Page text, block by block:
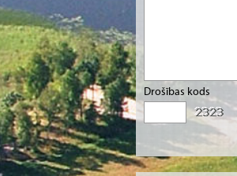
Drošības kods